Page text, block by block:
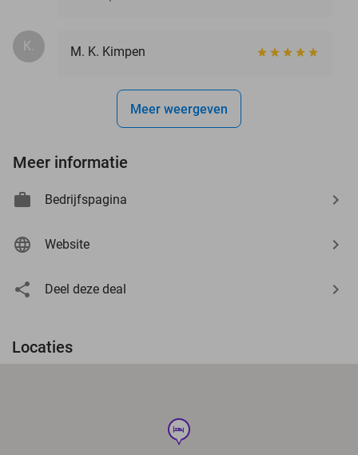
K. M. K. Kimpen
Meer weergeven
Meer informatie
Bedrijfspagina
Website
Deel deze deal
Locaties
hotel